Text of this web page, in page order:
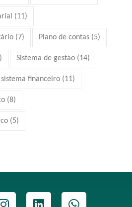
(11)
(7) Plano de contas (5)
Sistema de gestão (14)
sistema financeiro (11)
(8)
(5)